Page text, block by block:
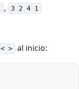
, 3 2 4 1
< > al inicio: